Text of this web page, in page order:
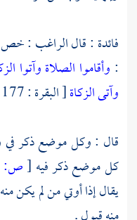
فائدة : قالالراغب : خص
: وأقاموا الصلاة وآتوا
وآتى الزكاة[ البقرة : 177 ] .
قال : وكل موضع ذكر في
كل موضع ذكر فيه [ص:
يقال إذا أوتي من لم يكن